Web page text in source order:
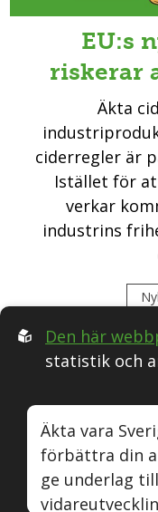
EU:s
riskerar
Äkta
ciderregler är
Istället för
verkar
industrins
Följ
Äkta
Den här
statistik och
Äkta vara
förbättra din
ge underlag